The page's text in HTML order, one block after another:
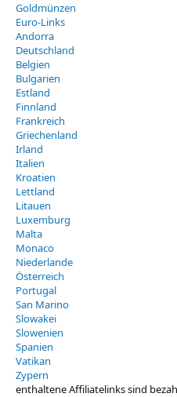
Goldmünzen
Euro-Links
Andorra
Deutschland
Belgien
Bulgarien
Estland
Finnland
Frankreich
Griechenland
Irland
Italien
Kroatien
Lettland
Litauen
Luxemburg
Malta
Monaco
Niederlande
Österreich
Portugal
San Marino
Slowakei
Slowenien
Spanien
Vatikan
Zypern
enthaltene Affiliatelinks sind